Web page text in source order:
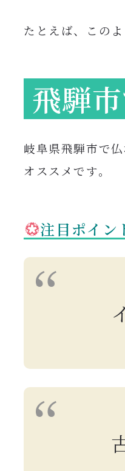
たとえば、この
飛騨
岐阜県飛騨市で
オススメです。
注目ポイン